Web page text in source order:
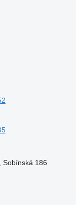
Sobínská 186